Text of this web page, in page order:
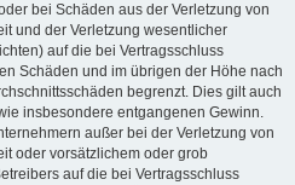
bei Schäden aus der Verletzung von
und der Verletzung wesentlicher
auf die bei Vertragsschluss
Schäden und im übrigen der Höhe nach
begrenzt. Dies gilt auch
insbesondere entgangenen Gewinn.
außer bei der Verletzung von
oder vorsätzlichem oder grob
auf die bei Vertragsschluss